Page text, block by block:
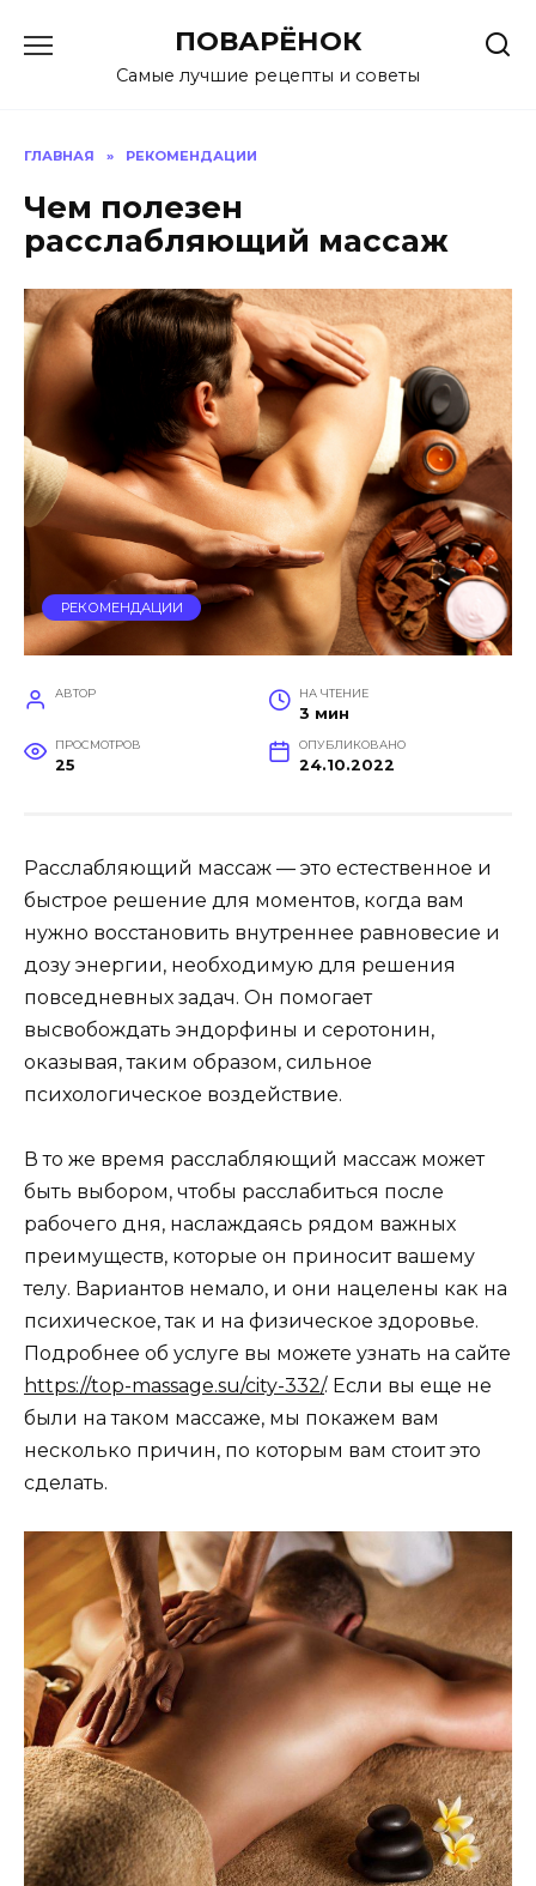
содержанию
ПОВАРЁНОК
Самые лучшие рецепты и советы
ГЛАВНАЯ » РЕКОМЕНДАЦИИ
Чем полезен
расслабляющий массаж
РЕКОМЕНДАЦИИ
АВТОР НА ЧТЕНИЕ
3 мин
ПРОСМОТРОВ
25
ОПУБЛИКОВАНО
24.10.2022
Расслабляющий массаж — это естественное и
быстрое решение для моментов, когда вам
нужно восстановить внутреннее равновесие и
дозу энергии, необходимую для решения
повседневных задач. Он помогает
высвобождать эндорфины и серотонин,
оказывая, таким образом, сильное
психологическое воздействие.
В то же время расслабляющий массаж может
быть выбором, чтобы расслабиться после
рабочего дня, наслаждаясь рядом важных
преимуществ, которые он приносит вашему
телу. Вариантов немало, и они нацелены как на
психическое, так и на физическое здоровье.
Подробнее об услуге вы можете узнать на сайте
https://top-massage.su/city-332/. Если вы еще не
были на таком массаже, мы покажем вам
несколько причин, по которым вам стоит это
сделать.